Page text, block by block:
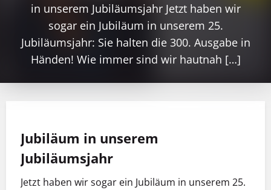
in unserem Jubiläumsjahr Jetzt haben wir
sogar ein Jubiläum in unserem 25.
Jubiläumsjahr: Sie halten die 300. Ausgabe in
Händen! Wie immer sind wir hautnah […]
Jubiläum in unserem
Jubiläumsjahr
Jetzt haben wir sogar ein Jubiläum in unserem 25.